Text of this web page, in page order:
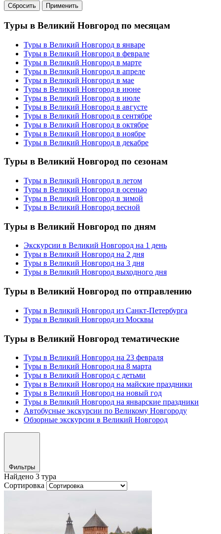
Сбросить Применить
Туры в Великий Новгород по месяцам
Туры в Великий Новгород в январе
Туры в Великий Новгород в феврале
Туры в Великий Новгород в марте
Туры в Великий Новгород в апреле
Туры в Великий Новгород в мае
Туры в Великий Новгород в июне
Туры в Великий Новгород в июле
Туры в Великий Новгород в августе
Туры в Великий Новгород в сентябре
Туры в Великий Новгород в октябре
Туры в Великий Новгород в ноябре
Туры в Великий Новгород в декабре
Туры в Великий Новгород по сезонам
Туры в Великий Новгород в летом
Туры в Великий Новгород в осенью
Туры в Великий Новгород в зимой
Туры в Великий Новгород весной
Туры в Великий Новгород по дням
Экскурсии в Великий Новгород на 1 день
Туры в Великий Новгород на 2 дня
Туры в Великий Новгород на 3 дня
Туры в Великий Новгород выходного дня
Туры в Великий Новгород по отправлению
Туры в Великий Новгород из Санкт-Петербурга
Туры в Великий Новгород из Москвы
Туры в Великий Новгород тематические
Туры в Великий Новгород на 23 февраля
Туры в Великий Новгород на 8 марта
Туры в Великий Новгород с детьми
Туры в Великий Новгород на майские праздники
Туры в Великий Новгород на новый год
Туры в Великий Новгород на январские праздники
Автобусные экскурсии по Великому Новгороду
Обзорные экскурсии в Великий Новгород
Фильтры
Найдено 3 тура
Сортировка